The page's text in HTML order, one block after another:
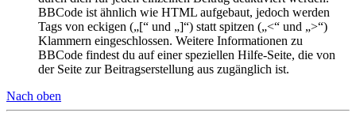
BBCode ist ähnlich wie HTML aufgebaut, jedoch werden
Tags von eckigen („[“ und „]“) statt spitzen („<“ und „>“)
Klammern eingeschlossen. Weitere Informationen zu
BBCode findest du auf einer speziellen Hilfe-Seite, die von
der Seite zur Beitragserstellung aus zugänglich ist.
Nach oben